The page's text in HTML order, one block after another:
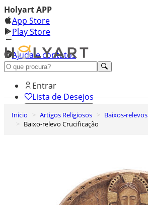
Holyart APP
App Store
Play Store
Ajuda e contatos
Conheça premium
Entrar
Lista de Desejos
0
Carrinho de Compras
Inicio Artigos Religiosos Baixos-relevos
Baixo-relevo Crucificação